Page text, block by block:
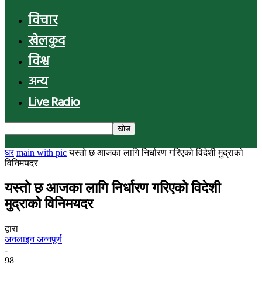
विचार
खेलकुद
विश्व
अन्य
Live Radio
घर main with pic यस्तो छ आजका लागि निर्धारण गरिएको विदेशी मुद्राको
विनिमयदर
यस्तो छ आजका लागि निर्धारण गरिएको विदेशी
मुद्राको विनिमयदर
द्वारा
अनलाइन अन्नपूर्ण
-
98